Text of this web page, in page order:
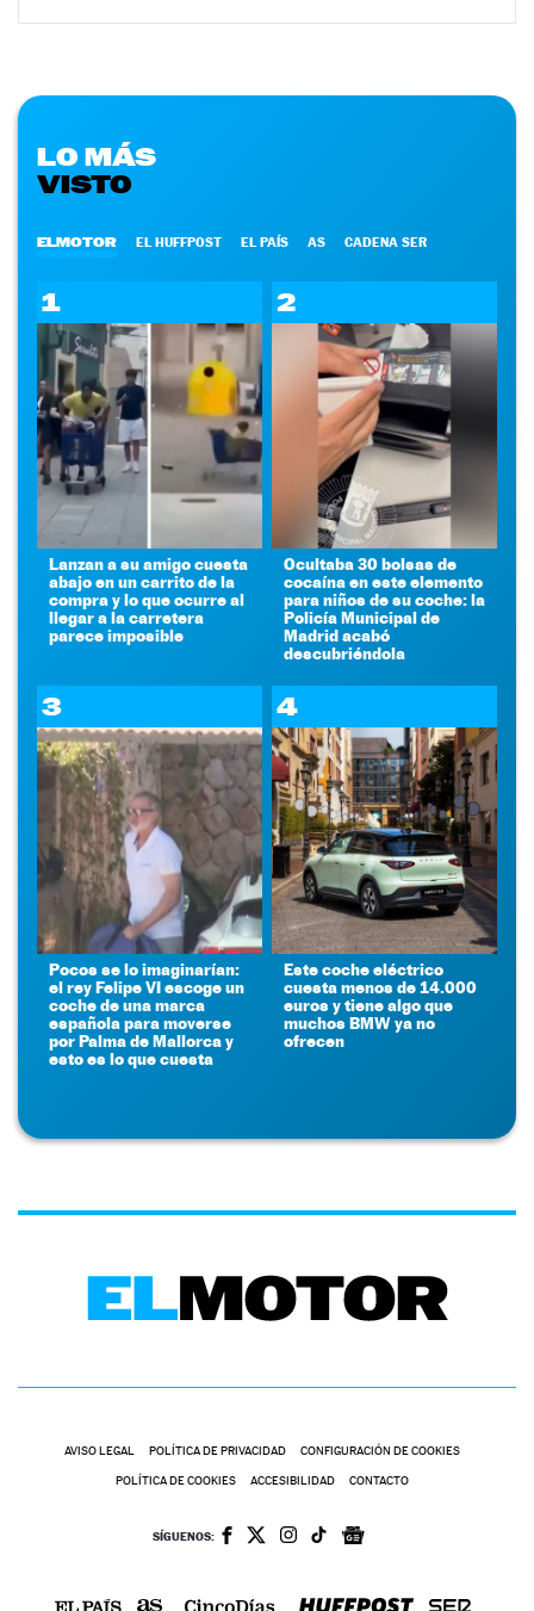
LO MÁS
VISTO
ELMOTOR EL HUFFPOST EL PAÍS AS CADENA SER
1
Lanzan a su amigo cuesta
abajo en un carrito de la
compra y lo que ocurre al
llegar a la carretera
parece imposible
2
Ocultaba 30 bolsas de
cocaína en este elemento
para niños de su coche: la
Policía Municipal de
Madrid acabó
descubriéndola
3
Pocos se lo imaginarían:
el rey Felipe VI escoge un
coche de una marca
española para moverse
por Palma de Mallorca y
esto es lo que cuesta
4
Este coche eléctrico
cuesta menos de 14.000
euros y tiene algo que
muchos BMW ya no
ofrecen
AVISO LEGAL POLÍTICA DE PRIVACIDAD CONFIGURACIÓN DE COOKIES
POLÍTICA DE COOKIES ACCESIBILIDAD CONTACTO
SÍGUENOS: